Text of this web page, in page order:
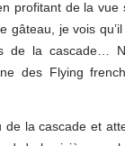
profitant de la vue
gâteau, je vois
de la cascade…
des Flying
de la cascade et